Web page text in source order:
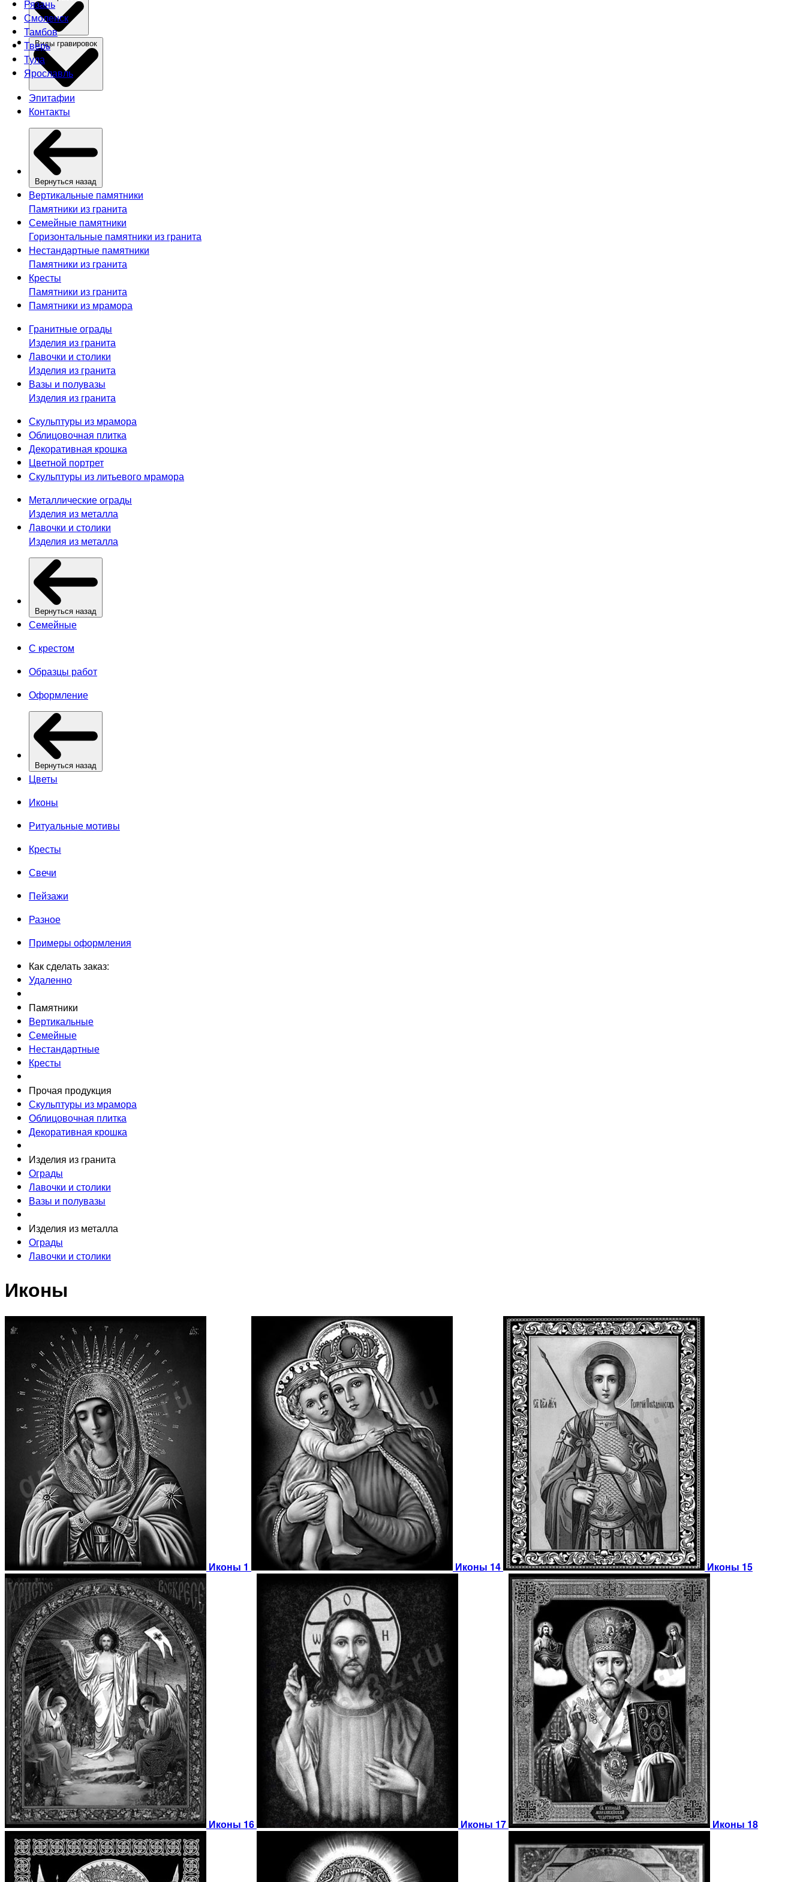
Рязань
Смоленск
Тамбов
Тверь
Тула
Ярославль
Эпитафии
Контакты
Вернуться назад
Вертикальные памятники
Памятники из гранита
Семейные памятники
Горизонтальные памятники из гранита
Нестандартные памятники
Памятники из гранита
Кресты
Памятники из гранита
Памятники из мрамора
Гранитные ограды
Изделия из гранита
Лавочки и столики
Изделия из гранита
Вазы и полувазы
Изделия из гранита
Скульптуры из мрамора
Облицовочная плитка
Декоративная крошка
Цветной портрет
Скульптуры из литьевого мрамора
Металлические ограды
Изделия из металла
Лавочки и столики
Изделия из металла
Вернуться назад
Семейные
С крестом
Образцы работ
Оформление
Вернуться назад
Цветы
Иконы
Ритуальные мотивы
Кресты
Свечи
Пейзажи
Разное
Примеры оформления
Как сделать заказ:
Удаленно
Памятники
Вертикальные
Семейные
Нестандартные
Кресты
Прочая продукция
Скульптуры из мрамора
Облицовочная плитка
Декоративная крошка
Изделия из гранита
Ограды
Лавочки и столики
Вазы и полувазы
Изделия из металла
Ограды
Лавочки и столики
Иконы
Иконы 1 Иконы 14 Иконы 15
Иконы 16 Иконы 17 Иконы 18